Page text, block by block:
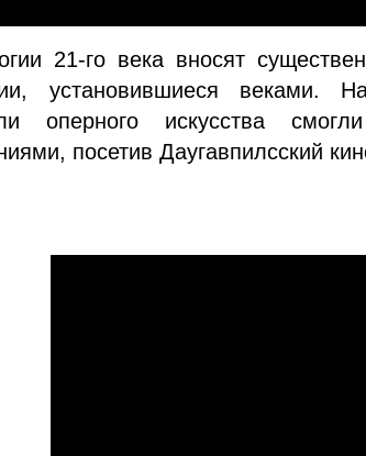
21-го века вносят
установившиеся веками.
оперного искусства
посетив Даугавпилсский